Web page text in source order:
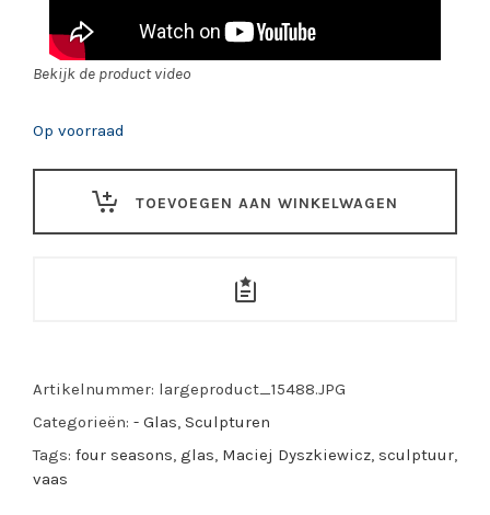
Bekijk de product video
Op voorraad
TOEVOEGEN AAN WINKELWAGEN
Artikelnummer: largeproduct_15488.JPG
Categorieën: - Glas, Sculpturen
Tags: four seasons, glas, Maciej Dyszkiewicz, sculptuur,
vaas